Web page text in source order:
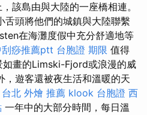
該島由與大陸的一座橋相連。
舌頭將他們的城鎮與大陸聯繫
在海灘度假中充分舒適地等
刮痧推薦ptt 台胞證 期限 值得
畫的Limski-Fjord或浪漫的威
，遊客還被夜生活和溫暖的天
台北 外燴 推薦 klook 台胞證 西
一年中的大部分時間，每日溫